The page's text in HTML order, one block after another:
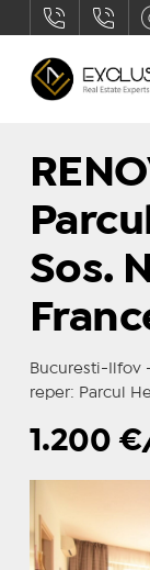
Sos.
Bucuresti-Ilfov -
reper: Parcul
1.200